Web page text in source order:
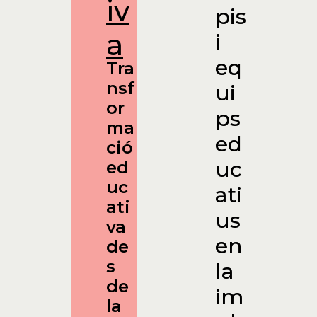
iv
a
Tra
nsf
or
ma
ció
ed
uc
ati
va
de
s
de
la
pis
i
eq
ui
ps
ed
uc
ati
us
en
la
im